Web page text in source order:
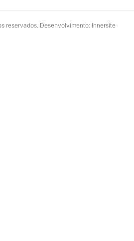
reservados. Desenvolvimento: Innersite